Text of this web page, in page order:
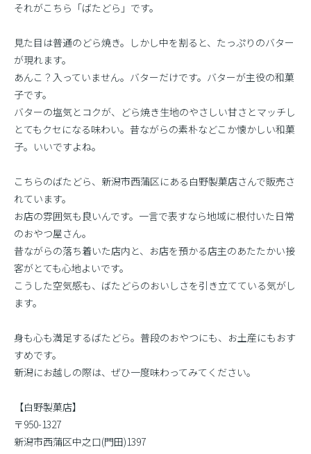
それがこちら「ばたどら」です。
見た目は普通のどら焼き。しかし中を割ると、たっぷりのバター
が現れます。
あんこ？入っていません。バターだけです。バターが主役の和菓
子です。
バターの塩気とコクが、どら焼き生地のやさしい甘さとマッチし
とてもクセになる味わい。昔ながらの素朴などこか懐かしい和菓
子。いいですよね。
こちらのばたどら、新潟市西蒲区にある白野製菓店さんで販売さ
れています。
お店の雰囲気も良いんです。一言で表すなら地域に根付いた日常
のおやつ屋さん。
昔ながらの落ち着いた店内と、お店を預かる店主のあたたかい接
客がとても心地よいです。
こうした空気感も、ばたどらのおいしさを引き立てている気がし
ます。
身も心も満足するばたどら。普段のおやつにも、お土産にもおす
すめです。
新潟にお越しの際は、ぜひ一度味わってみてください。
【白野製菓店】
〒950-1327
新潟市西蒲区中之口(門田)1397